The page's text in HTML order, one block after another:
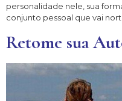
personalidade nele, sua
conjunto pessoal que vai
Retome sua